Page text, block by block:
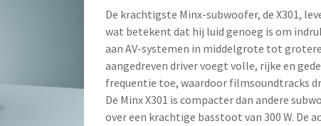
De krachtigste Minx-subwoofer, de X301,
wat betekent dat hij luid genoeg is om
aan AV-systemen in middelgrote tot grotere
aangedreven driver voegt volle, rijke en
frequentie toe, waardoor filmsoundtracks
De Minx X301 is compacter dan andere
over een krachtige basstoot van 300 W. De